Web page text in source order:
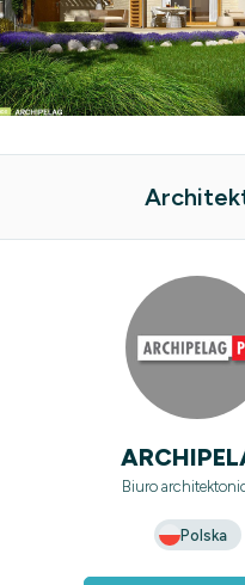
Biuro
Polska